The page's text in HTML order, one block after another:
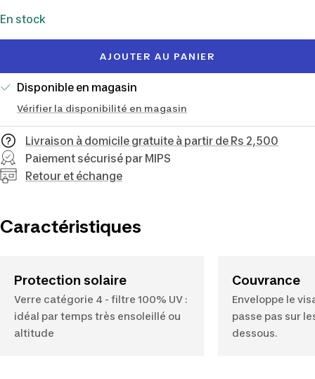
vente
En stock
AJOUTER AU PANIER
Disponible en magasin
Vérifier la disponibilité en magasin
Livraison à domicile gratuite à partir de Rs 2,500
Paiement sécurisé par MIPS
Retour et échange
Caractéristiques
Protection solaire
Verre catégorie 4 - filtre 100% UV :
idéal par temps très ensoleillé ou
altitude
Couvrance
Enveloppe le
passe pas sur
dessous.